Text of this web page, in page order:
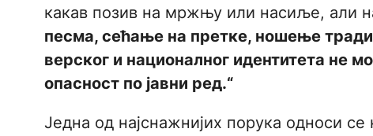
какав позив на мржњу или насиље, али
песма, сећање на претке, ношење
верског и националног идентитета не
опасност по јавни ред.“
Једна од најснажнијих порука односи